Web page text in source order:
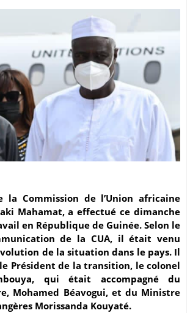
la Commission de l’Union africaine
Mahamat, a effectué ce dimanche
en République de Guinée. Selon le
de la CUA, il était venu
de la situation dans le pays. Il
Président de la transition, le colonel
qui était accompagné du
Mohamed Béavogui, et du Ministre
Morissanda Kouyaté.